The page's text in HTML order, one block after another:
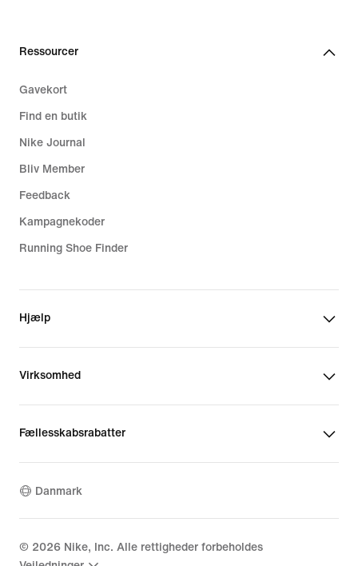
Ressourcer
Gavekort
Find en butik
Nike Journal
Bliv Member
Feedback
Kampagnekoder
Running Shoe Finder
Hjælp
Virksomhed
Fællesskabsrabatter
Danmark
© 2026 Nike, Inc. Alle rettigheder forbeholdes